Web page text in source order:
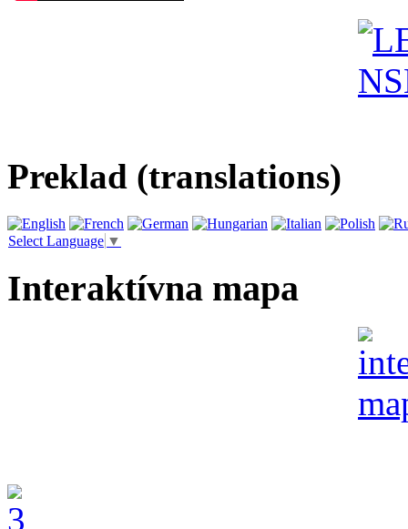
Preklad (translations)
Select Language ▼
Interaktívna mapa